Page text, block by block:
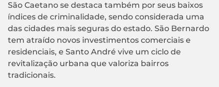
São Caetano se destaca também por seus baixos
índices de criminalidade, sendo considerada uma
das cidades mais seguras do estado. São Bernardo
tem atraído novos investimentos comerciais e
residenciais, e Santo André vive um ciclo de
revitalização urbana que valoriza bairros
tradicionais.